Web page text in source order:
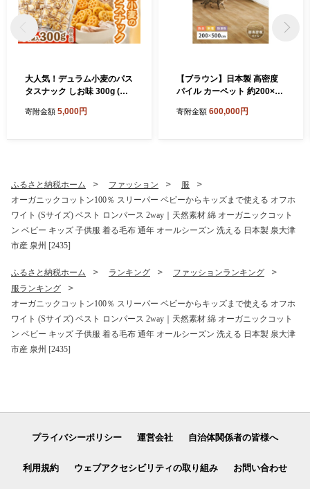
大人気！デュラム小麦のパス
タスナック しお味 300g (約5
個包装 パスタ スナック 塩味
寄附金額 5,000円
【ブラウン】日本製 高密度
パイル カーペット 約200×50
0044017
寄附金額 600,000円
ふるさと納税ホーム ファッション
服
オーガニックコットン100％ スリーパー ベビーからキッズまで使える オフホ
ワイト (Sサイズ) ベスト ロンパース 2way｜天然素材 綿 オーガニックコット
ン ベビー キッズ 子供服 着る毛布 通年 オールシーズン 洗える 日本製 泉大津
市産 泉州 [2435]
ふるさと納税ホーム ランキング
ファッションランキング
服ランキング
オーガニックコットン100％ スリーパー ベビーからキッズまで使える オフホ
ワイト (Sサイズ) ベスト ロンパース 2way｜天然素材 綿 オーガニックコット
ン ベビー キッズ 子供服 着る毛布 通年 オールシーズン 洗える 日本製 泉大津
市産 泉州 [2435]
プライバシーポリシー 運営会社 自治体関係者の皆様へ
利用規約 ウェブアクセシビリティの取り組み お問い合わせ